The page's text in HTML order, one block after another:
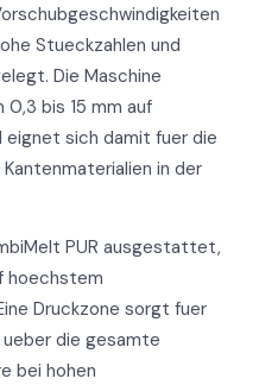
Stueckzahlen und
Die Maschine
bis 15 mm auf
sich damit fuer die
in der
PUR ausgestattet,
hoechstem
Druckzone sorgt fuer
die gesamte
bei hohen